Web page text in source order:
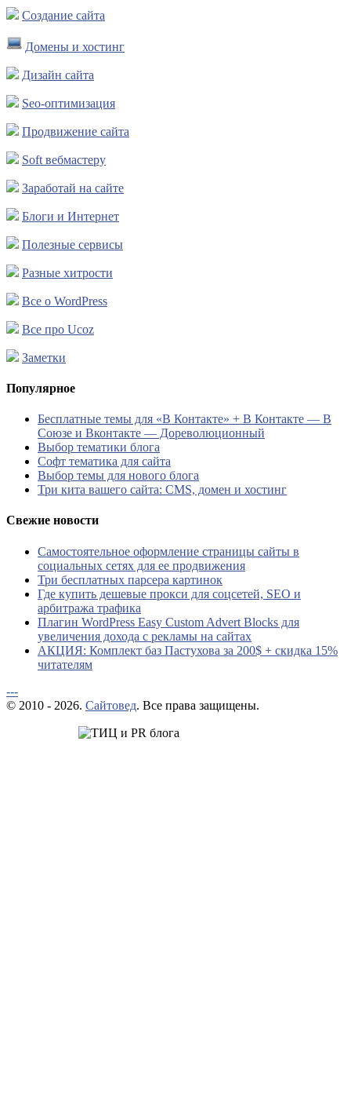
Создание сайта
Домены и хостинг
Дизайн сайта
Seo-оптимизация
Продвижение сайта
Soft вебмастеру
Заработай на сайте
Блоги и Интернет
Полезные сервисы
Разные хитрости
Все о WordPress
Все про Ucoz
Заметки
Популярное
Бесплатные темы для «В Контакте» + В Контакте — В
Союзе и Вконтакте — Дореволюционный
Выбор тематики блога
Софт тематика для сайта
Выбор темы для нового блога
Три кита вашего сайта: CMS, домен и хостинг
Свежие новости
Самостоятельное оформление страницы сайты в
социальных сетях для ее продвижения
Три бесплатных парсера картинок
Где купить дешевые прокси для соцсетей, SEO и
арбитража трафика
Плагин WordPress Easy Custom Advert Blocks для
увеличения дохода с рекламы на сайтах
АКЦИЯ: Комплект баз Пастухова за 200$ + скидка 15%
читателям
---
© 2010 - 2026. Сайтовед. Все права защищены.